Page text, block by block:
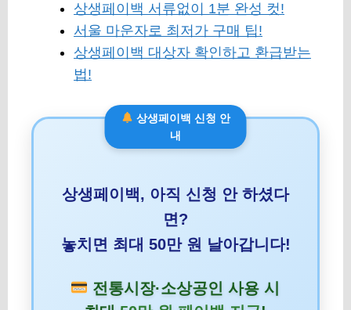
상생페이백 서류없이 1분 완성 컷!
서울 마운자로 최저가 구매 팁!
상생페이백 대상자 확인하고 환급받는
법!
상생페이백 신청 안
내
상생페이백, 아직 신청 안 하셨다
면?
놓치면 최대 50만 원 날아갑니다!
전통시장·소상공인 사용 시